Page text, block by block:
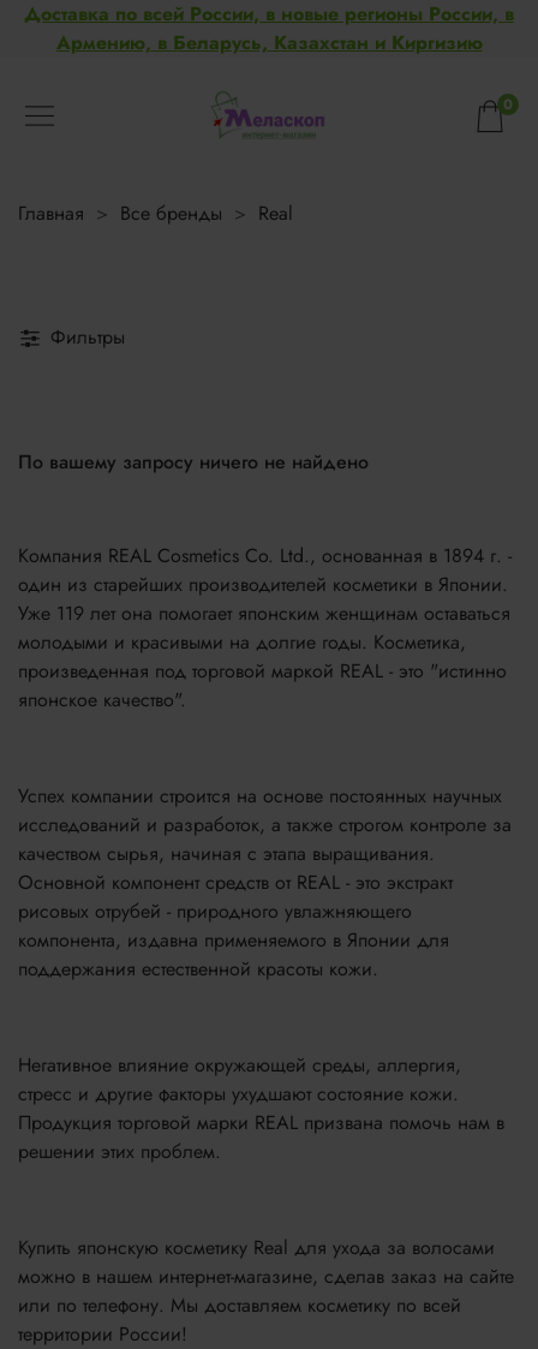
Доставка по всей России, в новые регионы России, в
Армению, в Беларусь, Казахстан и Киргизию
0
Главная Все бренды Real
Фильтры
По вашему запросу ничего не найдено
Компания REAL Cosmetics Co. Ltd., основанная в 1894 г. -
один из старейших производителей косметики в Японии.
Уже 119 лет она помогает японским женщинам оставаться
молодыми и красивыми на долгие годы. Косметика,
произведенная под торговой маркой REAL - это "истинно
японское качество".
Успех компании строится на основе постоянных научных
исследований и разработок, а также строгом контроле за
качеством сырья, начиная с этапа выращивания.
Основной компонент средств от REAL - это экстракт
рисовых отрубей - природного увлажняющего
компонента, издавна применяемого в Японии для
поддержания естественной красоты кожи.
Негативное влияние окружающей среды, аллергия,
стресс и другие факторы ухудшают состояние кожи.
Продукция торговой марки REAL призвана помочь нам в
решении этих проблем.
Купить японскую косметику Real для ухода за волосами
можно в нашем интернет-магазине, сделав заказ на сайте
или по телефону. Мы доставляем косметику по всей
территории России!